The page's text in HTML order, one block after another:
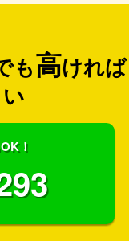
も高ければ
！